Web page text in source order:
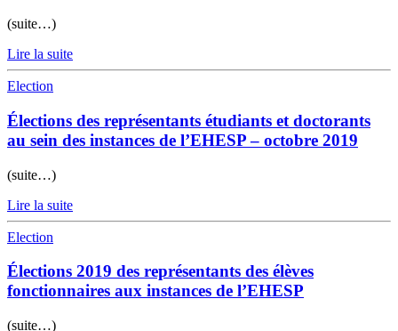
(suite…)
Lire la suite
Election
Élections des représentants étudiants et doctorants
au sein des instances de l’EHESP – octobre 2019
(suite…)
Lire la suite
Election
Élections 2019 des représentants des élèves
fonctionnaires aux instances de l’EHESP
(suite…)